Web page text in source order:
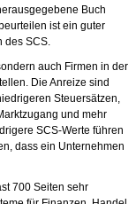
Buch
ist ein guter
des SCS.
auch Firmen in der
Die Anreize sind
Steuersätzen,
und mehr
SCS-Werte führen
dass ein Unternehmen
700 Seiten sehr